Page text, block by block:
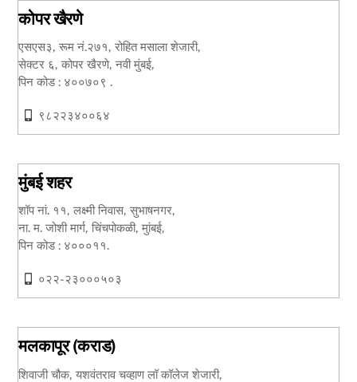
कोपर खैरणे
एसएस३, रूम नं.२७१, रोहित मसाला शेजारी,
सेक्टर ६, कोपर खैरणे, नवी मुंबई,
पिन कोड : ४००७०९ .
९८२२३४००६४
मुंबई शहर
शॉप नां. ११, लक्ष्मी निवास, सुभाषनगर,
ना. म. जोशी मार्ग, चिंचपोकळी, मुांबई,
पिन कोड : ४०००११.
०२२-२३०००५०३
मलकापूर (कराड)
शिवाजी चौक, यशवंतराव चव्हाण लॉ कॉलेज शेजारी,